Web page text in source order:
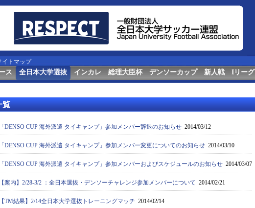
イトマップ
ス 全日本大学選抜 インカレ 総理大臣杯 デンソーカップ 新人戦 Iリーグ
覧
「DENSO CUP 海外派遣 タイキャンプ」参加メンバー辞退のお知らせ 2014/03/12
「DENSO CUP 海外派遣 タイキャンプ」参加メンバー変更についてのお知らせ 2014/03/10
「DENSO CUP 海外派遣 タイキャンプ」参加メンバーおよびスケジュールのお知らせ 2014/03/07
【案内】2/28-3/2 ：全日本選抜・デンソーチャレンジ参加メンバーについて 2014/02/21
【TM結果】2/14全日本大学選抜トレーニングマッチ 2014/02/14